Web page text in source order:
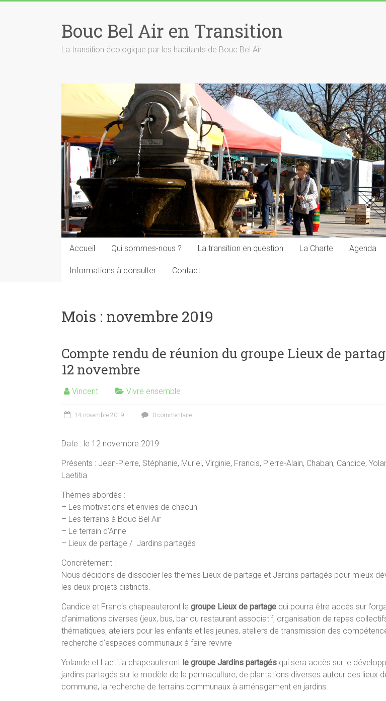
Bouc Bel Air en Transition
La transition écologique par les habitants de Bouc Bel Air
Accueil Qui sommes-nous ? La transition en question La Charte Agenda
Informations à consulter Contact
Mois : novembre 2019
Compte rendu de réunion du groupe Lieux de
12 novembre
Vincent Vivre ensemble
14 novembre 2019 0 commentaire
Date : le 12 novembre 2019
Présents : Jean-Pierre, Stéphanie, Muriel, Virginie, Francis, Pierre-Alain, Chabah, Candice,
Laetitia
Thèmes abordés :
– Les motivations et envies de chacun
– Les terrains à Bouc Bel Air
– Le terrain d’Anne
– Lieux de partage / Jardins partagés
Concrètement :
Nous décidons de dissocier les thèmes Lieux de partage et Jardins partagés pour mieux
les deux projets distincts.
Candice et Francis chapeauteront le groupe Lieux de partage qui pourra être accès sur
d’animations diverses (jeux, bus, bar ou restaurant associatif, organisation de repas
thématiques, ateliers pour les enfants et les jeunes, ateliers de transmission des
recherche d’espaces communaux à faire revivre
Yolande et Laetitia chapeauteront le groupe Jardins partagés qui sera accès sur le
jardins partagés sur le modèle de la permaculture, de plantations diverses autour des lieux
commune, la recherche de terrains communaux à aménagement en jardins.